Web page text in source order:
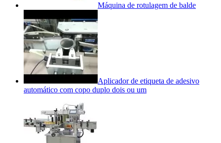
Máquina de rotulagem de balde
Aplicador de etiqueta de adesivo
automático com copo duplo dois ou um